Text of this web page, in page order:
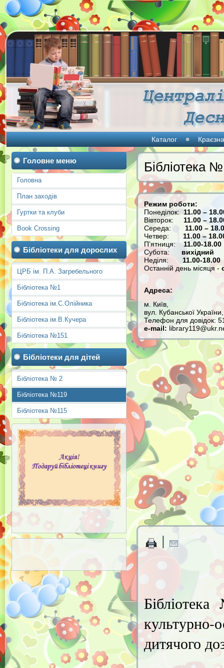
Каталог
Головне меню
Головна
План заходів
Гуртки та клуби
Book Crossing
Бібліотеки для дорослих
ЦРБ ім. П.А. Загребельного
Бібліотека №1
Бібліотека ім.С.Олійника
Бібліотека ім.В.Кучера
Бібліотека №151
Бібліотеки для дітей
Бібліотека № 2
Бібліотека №119
Бібліотека №115
Бібліотека
Режим роботи:
Понеділок: 11.00 –
Вівторок: 11.00 –
Середа: 11.00 –
Четвер: 11.00 –
П’ятниця: 11.00-18.00
Субота:
вихідний
Неділя: 11.00-18.00
Останній день місяця -
Адреса:
м. Київ,
вул. Кубанської
Телефон для довідок:
e-mail:
|
дитячого